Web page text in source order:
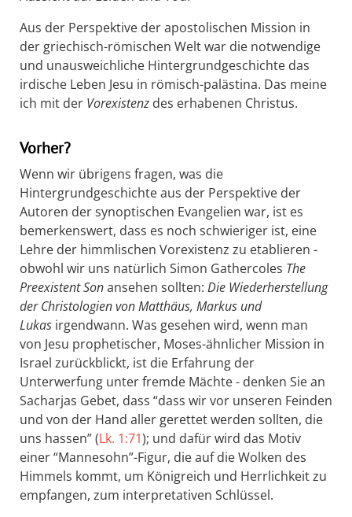
Aus der Perspektive der apostolischen Mission in
der griechisch-römischen Welt war die notwendige
und unausweichliche Hintergrundgeschichte das
irdische Leben Jesu in römisch-palästina. Das meine
ich mit der Vorexistenz des erhabenen Christus.
Vorher?
Wenn wir übrigens fragen, was die
Hintergrundgeschichte aus der Perspektive der
Autoren der synoptischen Evangelien war, ist es
bemerkenswert, dass es noch schwieriger ist, eine
Lehre der himmlischen Vorexistenz zu etablieren -
obwohl wir uns natürlich Simon Gathercoles The
Preexistent Sonansehen sollten: Die Wiederherstellung
der Christologien von Matthäus, Markus und
Lukas irgendwann. Was gesehen wird, wenn man
von Jesu prophetischer, Moses-ähnlicher Mission in
Israel zurückblickt, ist die Erfahrung der
Unterwerfung unter fremde Mächte - denken Sie an
Sacharjas Gebet, dass “dass wir vor unseren Feinden
und von der Hand aller gerettet werden sollten, die
uns hassen” (Lk. 1:71); und dafür wird das Motiv
einer “Mannesohn”-Figur, die auf die Wolken des
Himmels kommt, um Königreich und Herrlichkeit zu
empfangen, zum interpretativen Schlüssel.